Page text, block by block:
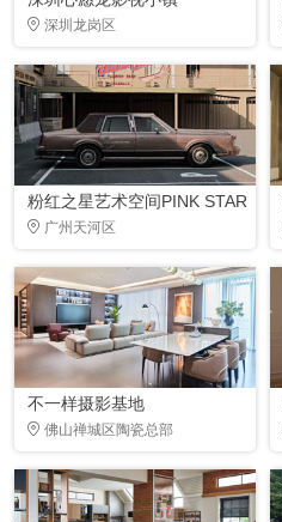
深圳龙岗区
粉红之星艺术空间PINK STAR
广州天河区
不一样摄影基地
佛山禅城区陶瓷总部